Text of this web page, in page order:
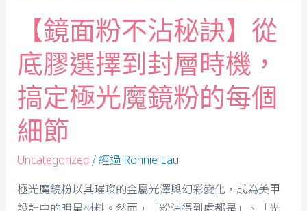
【鏡面粉不沾秘訣】從
底膠選擇到封層時機，
搞定極光魔鏡粉的每個
細節
Uncategorized / 經過 Ronnie Lau
極光魔鏡粉以其璀璨的金屬光澤與幻彩變化，成為美甲
設計中的明星材料。然而，「粉沾得到處都是」、「光